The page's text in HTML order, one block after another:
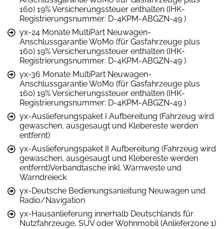
160) 19% Versicherungssteuer enthalten (IHK-
Registrierungsnummer: D-4KPM-ABGZN-49 )
yx-24 Monate MultiPart Neuwagen-
Anschlussgarantie WoMo (für Gasfahrzeuge plus
160) 19% Versicherungssteuer enthalten (IHK-
Registrierungsnummer: D-4KPM-ABGZN-49 )
yx-36 Monate MultiPart Neuwagen-
Anschlussgarantie WoMo (für Gasfahrzeuge plus
160) 19% Versicherungssteuer enthalten (IHK-
Registrierungsnummer: D-4KPM-ABGZN-49 )
yx-Auslieferungspaket I Aufbereitung (Fahrzeug wird
gewaschen, ausgesaugt und Klebereste werden
entfernt)
yx-Auslieferungspaket II Aufbereitung (Fahrzeug wird
gewaschen, ausgesaugt und Klebereste werden
entfernt)Verbandtasche inkl. Warnweste und
Warndreieck
yx-Deutsche Bedienungsanleitung Neuwagen und
Radio/Navigation
yx-Hausanlieferung innerhalb Deutschlands für
Nutzfahrzeuge, SUV oder Wohnmobil (Anlieferzone 1)